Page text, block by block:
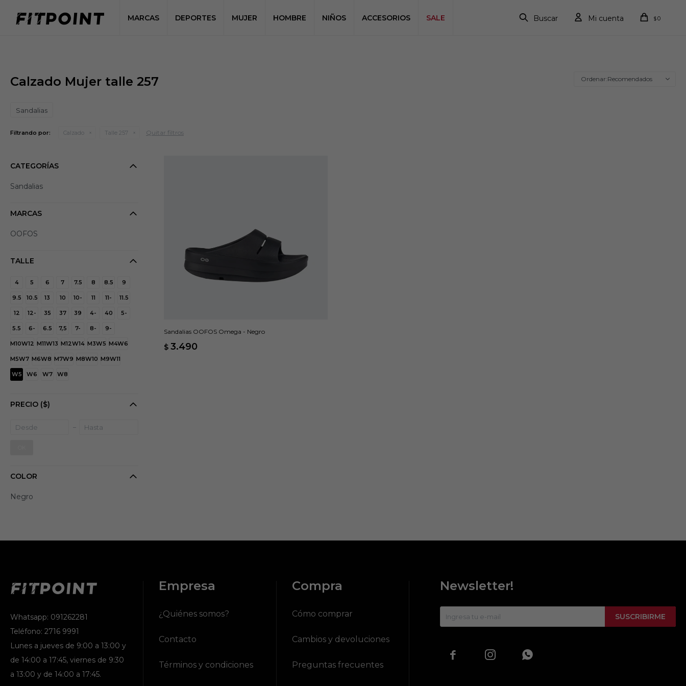
MARCAS DEPORTES MUJER HOMBRE NIÑOS ACCESORIOS SALE $0
Calzado Mujer talle 257 Recomendados
Sandalias
Filtrando por: Calzado Talle 257 Quitar filtros
Sandalias OOFOS Omega - Negro
$ 3.490
CATEGORÍAS
Sandalias
MARCAS
OOFOS
TALLE
4 5 6 7 7.5 8 8.5 9
9.5 10.5 13 10 10- 11 11- 11.5
12 12- 35 37 39 4- 40 5-
5.5 6- 6.5 7,5 7- 8- 9-
M10W12 M11W13 M12W14 M3W5 M4W6
M5W7 M6W8 M7W9 M8W10 M9W11
W5 W6 W7 W8
PRECIO ($)
COLOR
Negro
Whatsapp: 091262281
Teléfono: 2716 9991
Lunes a jueves de 9:00 a 13:00 y
de 14:00 a 17:45, viernes de 9:30
a 13:00 y de 14:00 a 17:45.
Empresa
¿Quiénes somos?
Contacto
Términos y condiciones
Compra
Cómo comprar
Cambios y devoluciones
Preguntas frecuentes
Newsletter!
SUSCRIBIRME
  